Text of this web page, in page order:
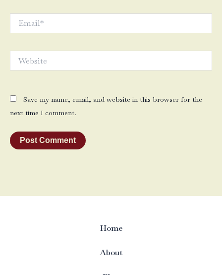
Save my name, email, and website in this browser for the
next time I comment.
Home
About